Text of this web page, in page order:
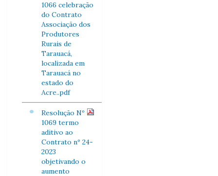
1066 celebração
do Contrato
Associação dos
Produtores
Rurais de
Tarauacá,
localizada em
Tarauacá no
estado do
Acre..pdf
Resolução Nº
1069 termo
aditivo ao
Contrato nº 24-
2023
objetivando o
aumento